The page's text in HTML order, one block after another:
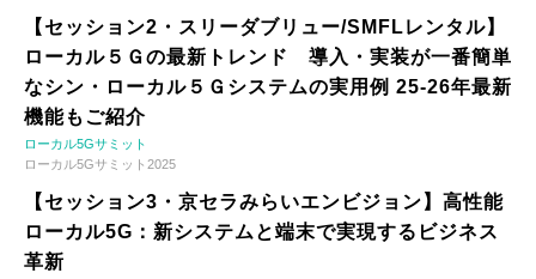
【セッション2・スリーダブリュー/SMFLレンタル】
ローカル５Ｇの最新トレンド 導入・実装が一番簡単
なシン・ローカル５Ｇシステムの実用例 25-26年最新
機能もご紹介
ローカル5Gサミット
ローカル5Gサミット2025
【セッション3・京セラみらいエンビジョン】高性能
ローカル5G：新システムと端末で実現するビジネス
革新